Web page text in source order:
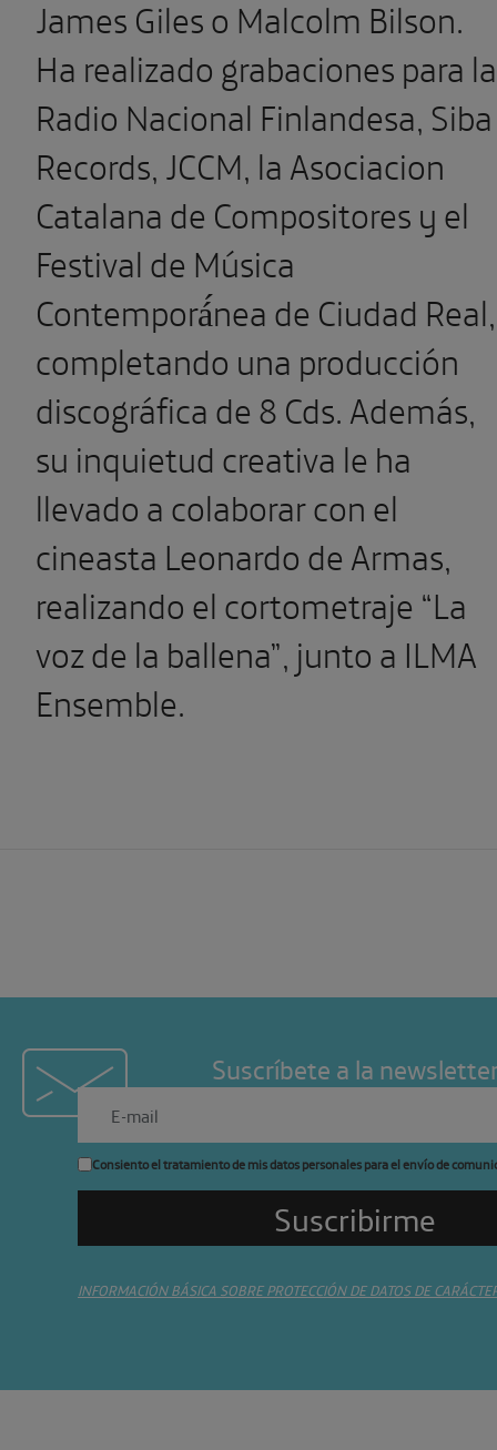
James Giles o Malcolm Bilson.
Ha realizado grabaciones para la
Radio Nacional Finlandesa, Siba
Records, JCCM, la Asociacion
Catalana de Compositores y el
Festival de Música
Contemporá́nea de Ciudad Real,
completando una producción
discográfica de 8 Cds. Además,
su inquietud creativa le ha
llevado a colaborar con el
cineasta Leonardo de Armas,
realizando el cortometraje “La
voz de la ballena”, junto a ILMA
Ensemble.
Suscríbete a la
Consiento el tratamiento de mis datos personales para el envío de
INFORMACIÓN BÁSICA SOBRE PROTECCIÓN DE DATOS DE